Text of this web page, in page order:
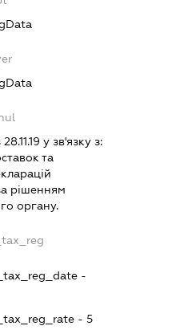
у зв'язку з:
та
рiшенням
органу.
-
- 5